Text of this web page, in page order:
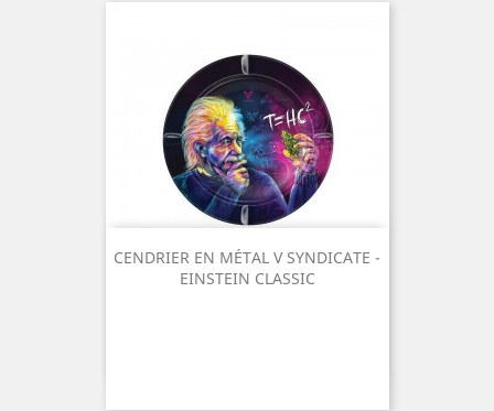
CENDRIER EN MÉTAL V SYNDICATE -
EINSTEIN CLASSIC